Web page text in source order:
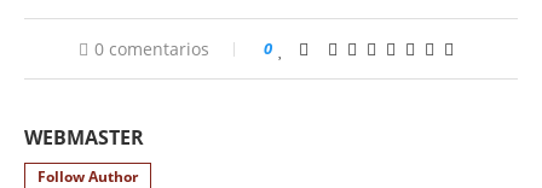
0 comentarios 0
WEBMASTER
Follow Author